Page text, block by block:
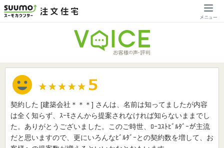
契約した [建築会社＊＊＊] さんは、名前は知ってましたが内容
は全く知らず、ｽｰﾓさんから提案されなければ知らないままでし
た。ありがとうございました。このご時世、ﾛｰｺｽﾄﾋﾞﾙﾀﾞｰが主流
だと思いますので、更にいろんなﾋﾞﾙﾀﾞｰとの契約数を増して、お